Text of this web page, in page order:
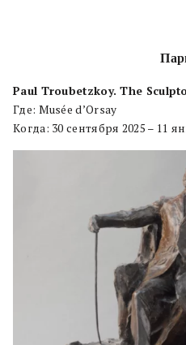
Paul Troubetzkoy. The
Где: Musée d’Orsay
Когда: 30 сентября 2025 – 11